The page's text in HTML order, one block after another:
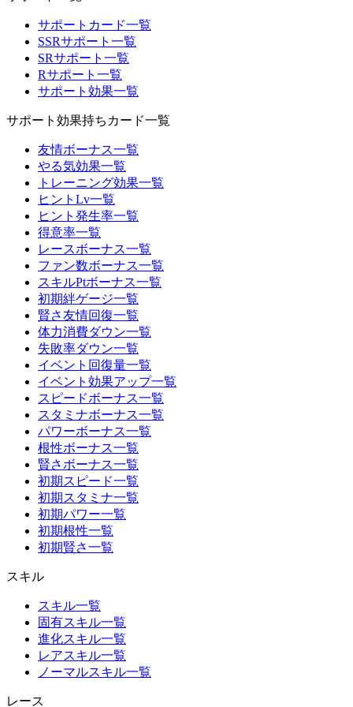
サポートカード一覧
SSRサポート一覧
SRサポート一覧
Rサポート一覧
サポート効果一覧
サポート効果持ちカード一覧
友情ボーナス一覧
やる気効果一覧
トレーニング効果一覧
ヒントLv一覧
ヒント発生率一覧
得意率一覧
レースボーナス一覧
ファン数ボーナス一覧
スキルPtボーナス一覧
初期絆ゲージ一覧
賢さ友情回復一覧
体力消費ダウン一覧
失敗率ダウン一覧
イベント回復量一覧
イベント効果アップ一覧
スピードボーナス一覧
スタミナボーナス一覧
パワーボーナス一覧
根性ボーナス一覧
賢さボーナス一覧
初期スピード一覧
初期スタミナ一覧
初期パワー一覧
初期根性一覧
初期賢さ一覧
スキル
スキル一覧
固有スキル一覧
進化スキル一覧
レアスキル一覧
ノーマルスキル一覧
レース